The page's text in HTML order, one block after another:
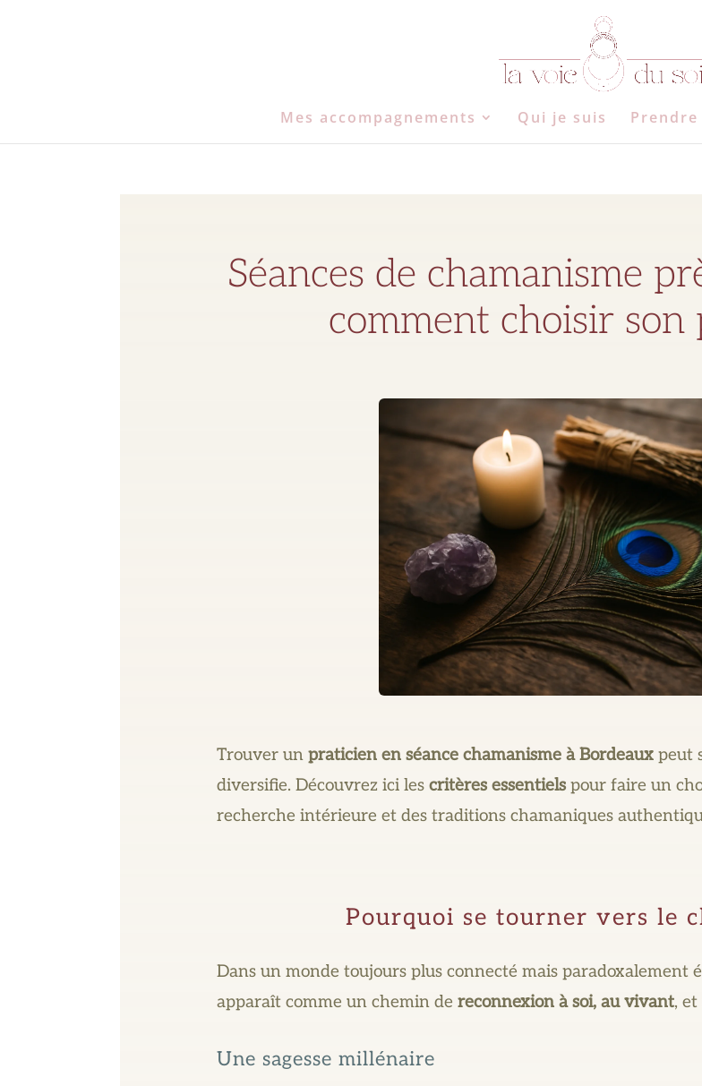
Mes accompagnements Qui je suis Prendre
Séances de chamanisme
comment choisir son
Trouver un praticien en séance chamanisme à Bordeauxpeut
diversifie. Découvrez ici les critères essentielspour faire un
recherche intérieure et des traditions chamaniques
Pourquoi se tourner vers le
Dans un monde toujours plus connecté mais paradoxalement
apparaît comme un chemin de reconnexion à soi, au vivant, et
Une sagesse millénaire